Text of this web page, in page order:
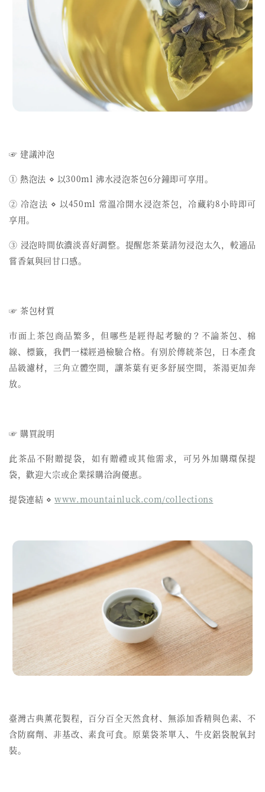
☞ 建議沖泡
① 熱泡法 ⋄ 以300ml 沸水浸泡茶包6分鐘即可享用。
② 冷泡法 ⋄ 以450ml 常溫冷開水浸泡茶包，冷藏約8小時即可
享用。
③ 浸泡時間依濃淡喜好調整。提醒您茶葉請勿浸泡太久，較適品
嘗香氣與回甘口感。
☞ 茶包材質
市面上茶包商品繁多，但哪些是經得起考驗的？不論茶包、棉
線、標籤，我們一樣經過檢驗合格。有別於傳統茶包，日本產食
品級濾材，三角立體空間，讓茶葉有更多舒展空間，茶湯更加奔
放。
☞ 購買說明
此茶品不附贈提袋，如有贈禮或其他需求，可另外加購環保提
袋，歡迎大宗或企業採購洽詢優惠。
提袋連結 ⋄www.mountainluck.com/collections
臺灣古典薰花製程， 百分百全天然食材、無添加香精與色素、不
含防腐劑、非基改、素食可食。原葉袋茶單入、牛皮鋁袋脫氧封
裝。